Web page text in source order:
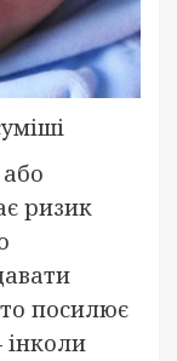
ризик
посилює
інколи